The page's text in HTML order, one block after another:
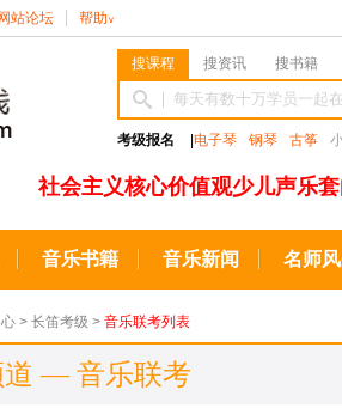
网站论坛 帮助 ∨
搜课程 搜资讯 搜书籍
考级报名 电子琴 钢琴 古筝
社会主义核心价值观少儿声乐
音乐书籍 音乐新闻 名师
> 长笛考级 > 音乐联考列表
道 — 音乐联考